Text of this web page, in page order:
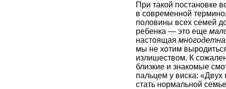
При такой постановке
в современной
половины всех семей
ребенка — это еще
настоящая
мы не хотим
излишеством. К
близкие и знакомые
пальцем у виска: «Двух
стать нормальной